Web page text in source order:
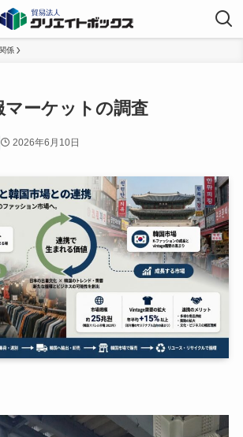
係
マーケットの調査
2026年6月10日